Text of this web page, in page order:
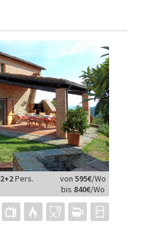
2+2Pers. von 595€/Wo
bis 840€/Wo